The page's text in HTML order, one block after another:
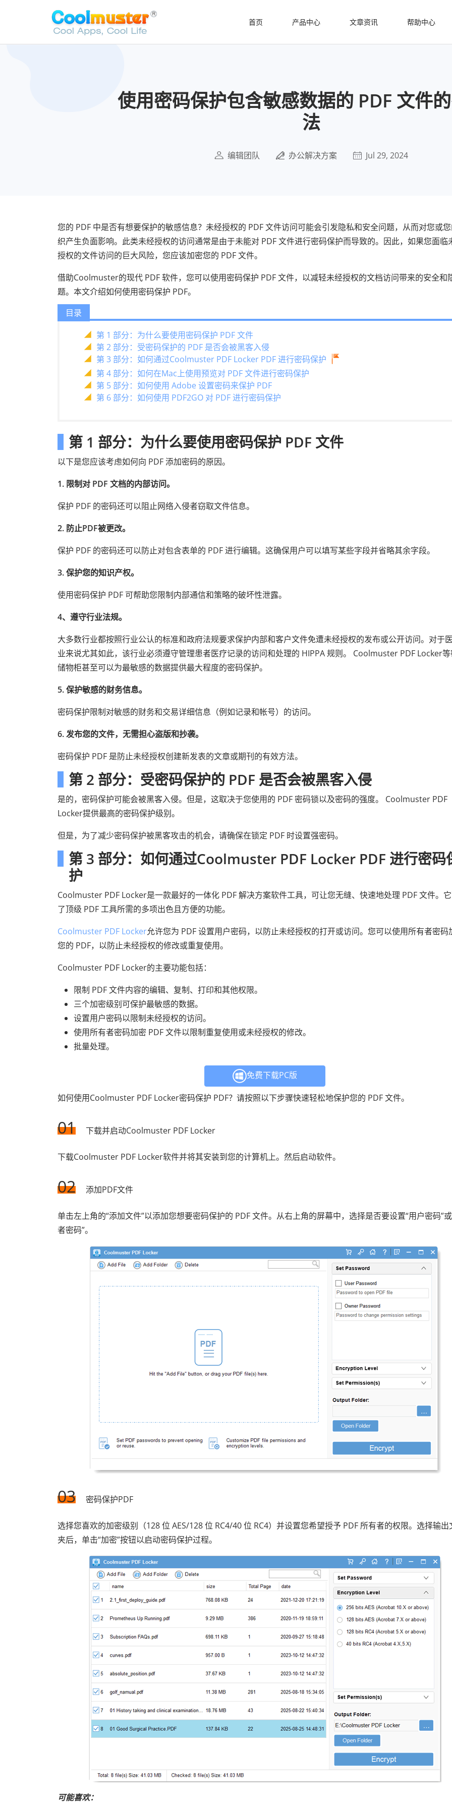
首页 产品中心 文章资讯 帮助中心
使用密码保护包含敏感数据的 PDF 文件
法
编辑团队 办公解决方案 Jul 29, 2024
您的 PDF 中是否有想要保护的敏感信息？未经授权的 PDF 文件访问可能会引发隐私和安全问题，从而对您或
织产生负面影响。此类未经授权的访问通常是由于未能对 PDF 文件进行密码保护而导致的。因此，如果您面临
授权的文件访问的巨大风险，您应该加密您的 PDF 文件。
借助Coolmuster的现代 PDF 软件，您可以使用密码保护 PDF 文件，以减轻未经授权的文档访问带来的安全和
题。本文介绍如何使用密码保护 PDF。
目录
第 1 部分：为什么要使用密码保护 PDF 文件
第 2 部分：受密码保护的 PDF 是否会被黑客入侵
第 3 部分：如何通过Coolmuster PDF Locker PDF 进行密码保护
第 4 部分：如何在Mac上使用预览对 PDF 文件进行密码保护
第 5 部分：如何使用 Adob​​e 设置密码来保护 PDF
第 6 部分：如何使用 PDF2GO 对 PDF 进行密码保护
第 1 部分：为什么要使用密码保护 PDF 文件
以下是您应该考虑如何向 PDF 添加密码的原因。
1. 限制对 PDF 文档的内部访问。
保护 PDF 的密码还可以阻止网络入侵者窃取文件信息。
2. 防止PDF被更改。
保护 PDF 的密码还可以防止对包含表单的 PDF 进行编辑。这确保用户可以填写某些字段并省略其余字段。
3. 保护您的知识产权。
使用密码保护 PDF 可帮助您限制内部通信和策略的破坏性泄露。
4、遵守行业法规。
大多数行业都按照行业公认的标准和政府法规要求保护内部和客户文件免遭未经授权的发布或公开访问。对于
业来说尤其如此，该行业必须遵守管理患者医疗记录的访问和处理的 HIPPA 规则。 Coolmuster PDF Locker
储物柜甚至可以为最敏感的数据提供最大程度的密码保护。
5. 保护敏感的财务信息。
密码保护限制对敏感的财务和交易详细信息（例如记录和帐号）的访问。
6. 发布您的文件，无需担心盗版和抄袭。
密码保护 PDF 是防止未经授权创建新发表的文章或期刊的有效方法。
第 2 部分：受密码保护的 PDF 是否会被黑客入侵
是的，密码保护可能会被黑客入侵。但是，这取决于您使用的 PDF 密码锁以及密码的强度。 Coolmuster PDF
Locker提供最高的密码保护级别。
但是，为了减少密码保护被黑客攻击的机会，请确保在锁定 PDF 时设置强密码。
第 3 部分：如何通过Coolmuster PDF Locker PDF 进行密码
护
Coolmuster PDF Locker是一款最好的一体化 PDF 解决方案软件工具，可让您无缝、快速地处理 PDF 文件。
了顶级 PDF 工具所需的多项出色且方便的功能。
Coolmuster PDF Locker允许您为 PDF 设置用户密码，以防止未经授权的打开或访问。您可以使用所有者密码
您的 PDF，以防止未经授权的修改或重复使用。
Coolmuster PDF Locker的主要功能包括：
限制 PDF 文件内容的编辑、复制、打印和其他权限。
三个加密级别可保护最敏感的数据。
设置用户密码以限制未经授权的访问。
使用所有者密码加密 PDF 文件以限制重复使用或未经授权的修改。
批量处理。
免费下载PC版
如何使用Coolmuster PDF Locker密码保护 PDF？请按照以下步骤快速轻松地保护您的 PDF 文件。
01 下载并启动Coolmuster PDF Locker
下载Coolmuster PDF Locker软件并将其安装到您的计算机上。然后启动软件。
02 添加PDF文件
单击左上角的“添加文件”以添加您想要密码保护的 PDF 文件。从右上角的屏幕中，选择是否要设置“用户密码”
者密码”。
03 密码保护PDF
选择您喜欢的加密级别（128 位 AES/128 位 RC4/40 位 RC4）并设置您希望授予 PDF 所有者的权限。选择输出
夹后，单击“加密”按钮以启动密码保护过程。
可能喜欢：